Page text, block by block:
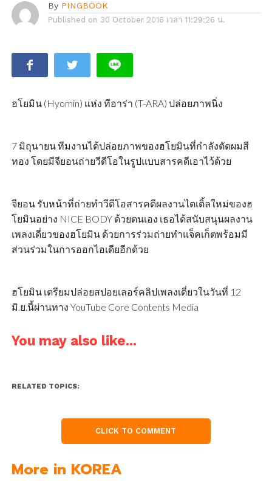
By PINGBOOK
Published on 30 October 2016 เวลา 11:29:26 น.
ฮโยมิน (Hyomin) แห่ง ทีอาร่า (T-ARA) ปล่อยภาพนิ่ง
7 มิถุนายน ทีมงานได้ปล่อยภาพของฮโยมินที่กำลังตัดผมสี
ทอง โดยมีจียอนถ่ายวีดีโอในรูปแบบสารคดีเอาไว้ด้วย
จียอน รับหน้าที่ถ่ายทำวีดีโอสารคดีผลงานไตเติ้ลใหม่ของฮ
โยมินอย่าง NICE BODY ด้วยตนเอง เธอได้สนับสนุนผลงาน
เพลงเดี่ยวของฮโยมิน ด้วยการร่วมถ่ายทำแจ็คเก็ตพร้อมมี
ส่วนร่วมในการออกไอเดียอีกด้วย
ฮโยมิน เตรียมปล่อยสปอยเลอร์คลิปเพลงเดี่ยวในวันที่ 12
มิ.ย.นี้ผ่านทาง YouTube Core Contents Media
You may also like...
RELATED TOPICS:
CLICK TO COMMENT
More in KOREA